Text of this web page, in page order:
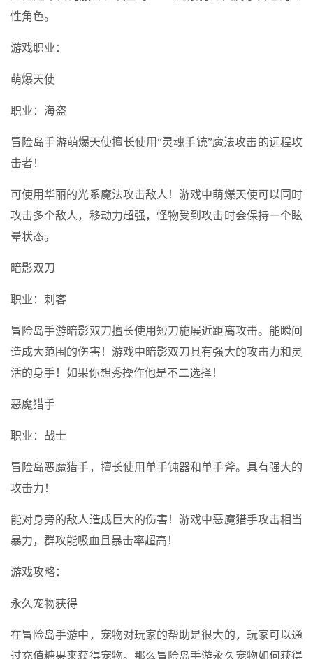
性角色。
游戏职业：
萌爆天使
职业：海盗
冒险岛手游萌爆天使擅长使用“灵魂手铳”魔法攻击的远程攻
击者！
可使用华丽的光系魔法攻击敌人！游戏中萌爆天使可以同时
攻击多个敌人，移动力超强，怪物受到攻击时会保持一个眩
晕状态。
暗影双刀
职业：刺客
冒险岛手游暗影双刀擅长使用短刀施展近距离攻击。能瞬间
造成大范围的伤害！游戏中暗影双刀具有强大的攻击力和灵
活的身手！如果你想秀操作他是不二选择！
恶魔猎手
职业：战士
冒险岛恶魔猎手，擅长使用单手钝器和单手斧。具有强大的
攻击力！
能对身旁的敌人造成巨大的伤害！游戏中恶魔猎手攻击相当
暴力，群攻能吸血且暴击率超高！
游戏攻略：
永久宠物获得
在冒险岛手游中，宠物对玩家的帮助是很大的，玩家可以通
过充值糖果来获得宠物。那么冒险岛手游永久宠物如何获得